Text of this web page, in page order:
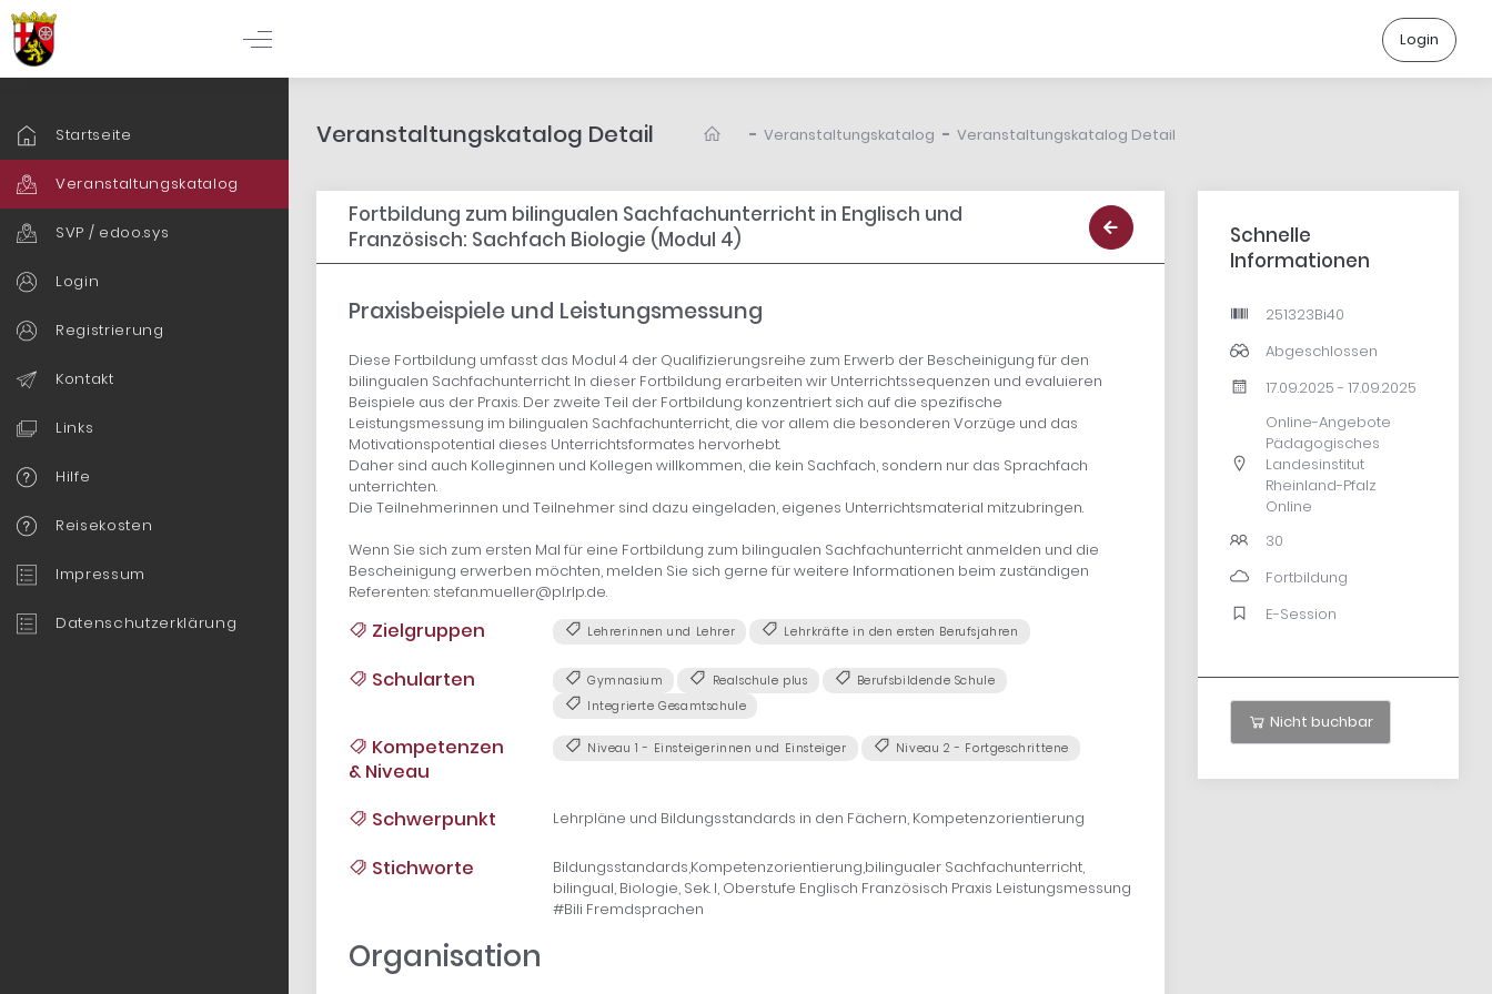
Login
Startseite
Veranstaltungskatalog
SVP / edoo.sys
Login
Registrierung
Kontakt
Links
Hilfe
Reisekosten
Impressum
Datenschutzerklärung
Veranstaltungskatalog Detail - Veranstaltungskatalog - Veranstaltungskatalog Detail
Fortbildung zum bilingualen Sachfachunterricht in Englisch und
Französisch: Sachfach Biologie (Modul 4)
Praxisbeispiele und Leistungsmessung
Diese Fortbildung umfasst das Modul 4 der Qualifizierungsreihe zum Erwerb der Bescheinigung für den
bilingualen Sachfachunterricht. In dieser Fortbildung erarbeiten wir Unterrichtssequenzen und evaluieren
Beispiele aus der Praxis. Der zweite Teil der Fortbildung konzentriert sich auf die spezifische
Leistungsmessung im bilingualen Sachfachunterricht, die vor allem die besonderen Vorzüge und das
Motivationspotential dieses Unterrichtsformates hervorhebt.
Daher sind auch Kolleginnen und Kollegen willkommen, die kein Sachfach, sondern nur das Sprachfach
unterrichten.
Die Teilnehmerinnen und Teilnehmer sind dazu eingeladen, eigenes Unterrichtsmaterial mitzubringen.
Wenn Sie sich zum ersten Mal für eine Fortbildung zum bilingualen Sachfachunterricht anmelden und die
Bescheinigung erwerben möchten, melden Sie sich gerne für weitere Informationen beim zuständigen
Referenten: stefan.mueller@pl.rlp.de.
Zielgruppen Lehrerinnen und Lehrer Lehrkräfte in den ersten Berufsjahren
Schularten Gymnasium Realschule plus
Berufsbildende Schule
Integrierte Gesamtschule
Kompetenzen
& Niveau
Niveau 1 - Einsteigerinnen und Einsteiger Niveau 2 - Fortgeschrittene
Schwerpunkt Lehrpläne und Bildungsstandards in den Fächern, Kompetenzorientierung
Stichworte
Bildungsstandards,Kompetenzorientierung,bilingualer Sachfachunterricht,
bilingual, Biologie, Sek. I, Oberstufe Englisch Französisch Praxis Leistungsmessung
#Bili Fremdsprachen
Organisation
Schnelle
Informationen
251323Bi40
Abgeschlossen
17.09.2025 - 17.09.2025
Online-Angebote
Pädagogisches
Landesinstitut
Rheinland-Pfalz
Online
30
Fortbildung
E-Session
Nicht buchbar